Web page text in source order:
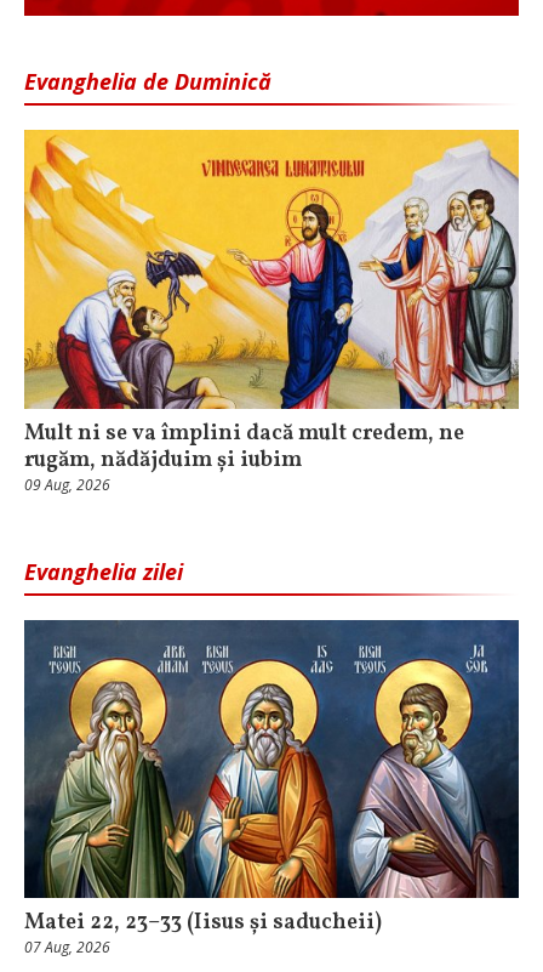
Evanghelia de Duminică
Mult ni se va împlini dacă mult credem, ne
rugăm, nădăjduim și iubim
09 Aug, 2026
Evanghelia zilei
Matei 22, 23–33 (Iisus și saducheii)
07 Aug, 2026